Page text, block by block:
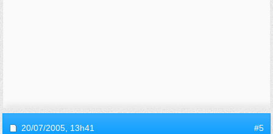
20/07/2005, 13h41 #5